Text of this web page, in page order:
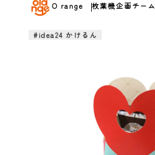
O range 枚葉機企画チーム
#idea24 かけるん